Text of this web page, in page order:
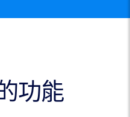
功能